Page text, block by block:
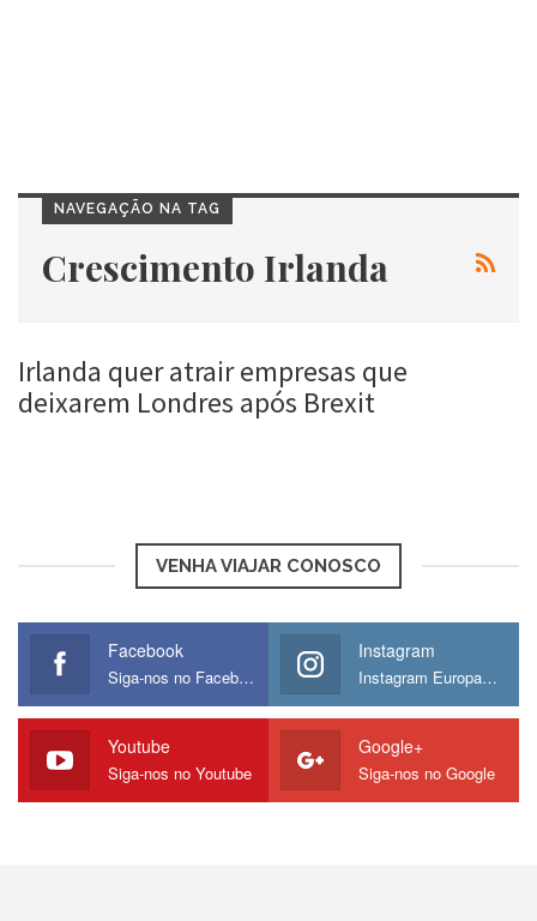
NAVEGAÇÃO NA TAG
Crescimento Irlanda
Irlanda quer atrair empresas que
deixarem Londres após Brexit
VENHA VIAJAR CONOSCO
Facebook
Siga-nos no Facebook
Instagram
Instagram Europamos
Youtube
Siga-nos no Youtube
Google+
Siga-nos no Google